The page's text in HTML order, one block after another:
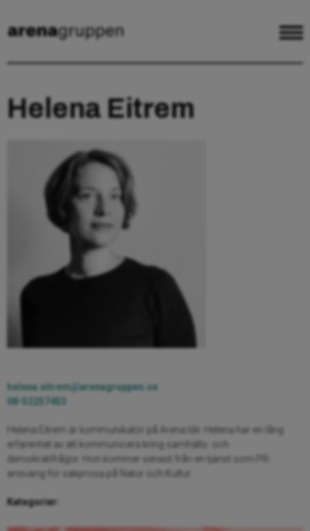
Helena Eitrem
helena.eitrem@arenagruppen.se
08-52257453
Helena Eitrem är kommunikatör på Arena Idé. Helena har en lång
erfarenhet av att kommunicera kring samhälls- och
demokratifrågor. Hon kommer senast från en tjänst som PR-
ansvarig för sakprosa på Natur och Kultur.
Kategorier: